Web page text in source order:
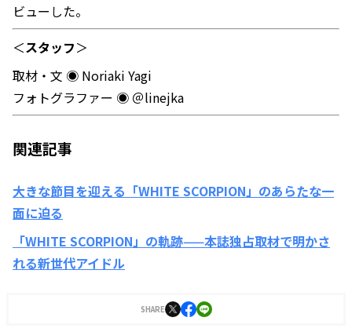
ビューした。
＜スタッフ＞
取材・文 ◉ Noriaki Yagi
フォトグラファー ◉ ＠linejka
関連記事
大きな節目を迎える「WHITE SCORPION」のあらたな一
面に迫る
「WHITE SCORPION」の軌跡——本誌独占取材で明かさ
れる新世代アイドル
SHARE